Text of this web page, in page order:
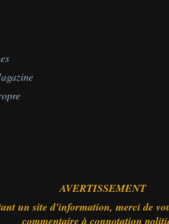
AVERTISSEMENT
un site d'information, merci de
commentaire à connotation